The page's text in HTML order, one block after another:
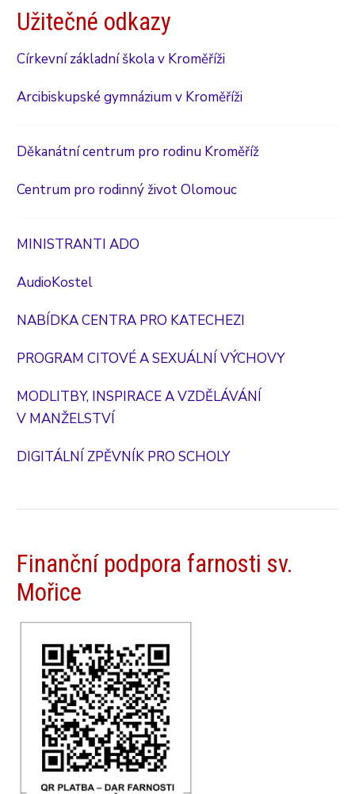
Užitečné odkazy
Církevní základní škola v Kroměříži
Arcibiskupské gymnázium v Kroměříži
Děkanátní centrum pro rodinu Kroměříž
Centrum pro rodinný život Olomouc
MINISTRANTI ADO
AudioKostel
NABÍDKA CENTRA PRO KATECHEZI
PROGRAM CITOVÉ A SEXUÁLNÍ VÝCHOVY
MODLITBY, INSPIRACE A VZDĚLÁVÁNÍ
V MANŽELSTVÍ
DIGITÁLNÍ ZPĚVNÍK PRO SCHOLY
Finanční podpora farnosti sv.
Mořice